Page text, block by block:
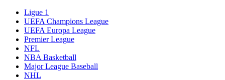
Ligue 1
UEFA Champions League
UEFA Europa League
Premier League
NFL
NBA Basketball
Major League Baseball
NHL